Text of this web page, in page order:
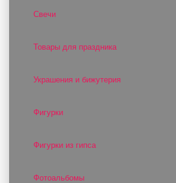
Свечи
Товары для праздника
Украшения и бижутерия
Фигурки
Фигурки из гипса
Фотоальбомы